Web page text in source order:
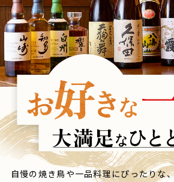
自慢の焼き鳥や一品料理にぴったりな